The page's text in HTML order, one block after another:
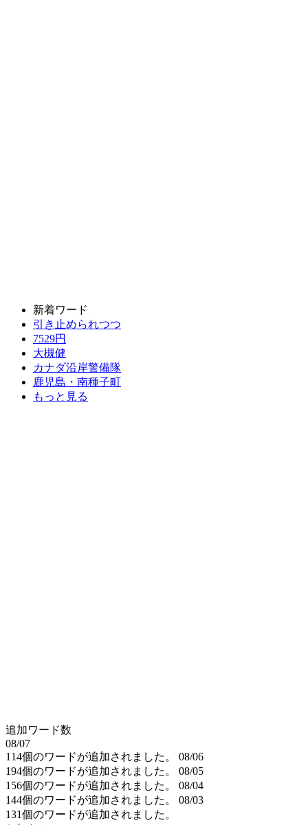
新着ワード
引き止められつつ
7529円
大槻健
カナダ沿岸警備隊
鹿児島・南種子町
もっと見る
追加ワード数
08/07
114個のワードが追加されました。
08/06
194個のワードが追加されました。
08/05
156個のワードが追加されました。
08/04
144個のワードが追加されました。
08/03
131個のワードが追加されました。